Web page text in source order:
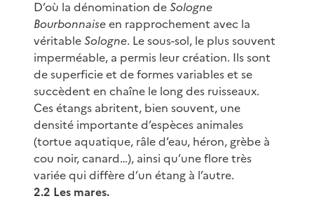
D’où la dénomination de Sologne
Bourbonnaiseen rapprochement avec la
véritable Sologne. Le sous-sol, le plus souvent
imperméable, a permis leur création. Ils sont
de superficie et de formes variables et se
succèdent en chaîne le long des ruisseaux.
Ces étangs abritent, bien souvent, une
densité importante d’espèces animales
(tortue aquatique, râle d’eau, héron, grèbe à
cou noir, canard…), ainsi qu’une flore très
variée qui diffère d’un étang à l’autre.
2.2 Les mares.